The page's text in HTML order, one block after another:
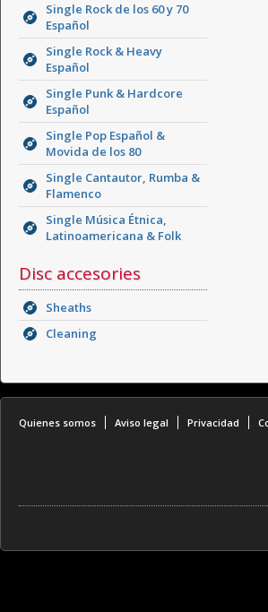
Single Rock de los 60 y 70
Español
Single Rock & Heavy
Español
Single Punk & Hardcore
Español
Single Pop Español &
Movida de los 80
Single Cantautor, Rumba &
Flamenco
Single Música Étnica,
Latinoamericana & Folk
Disc accesories
Sheaths
Cleaning
Quienes somos Aviso legal Privacidad